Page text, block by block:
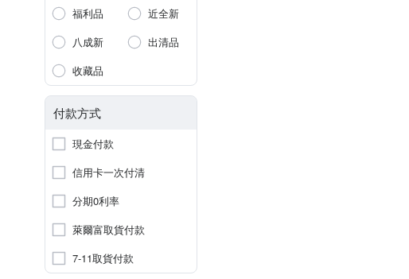
福利品
近全新
八成新
出清品
收藏品
付款方式
現金付款
信用卡一次付清
分期0利率
萊爾富取貨付款
7-11取貨付款